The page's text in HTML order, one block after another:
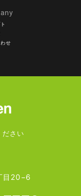
せ
さい
目20−6